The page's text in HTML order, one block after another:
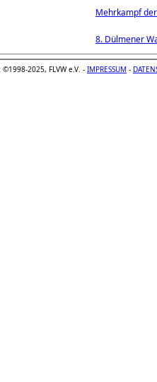
Mehrkampf
8. Dülmener
2025, FLVW e.V. - IMPRESSUM -